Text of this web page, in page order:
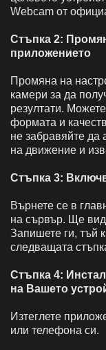
Webcam от
Стъпка 2:
приложението
Промяна на
камери за да
резултати.
формата и
не забравяйте да
на движение и
Стъпка 3:
Върнете се в
на сървър. Ще
Запишете ги, тъй
следващата
Стъпка 4:
на Вашето
Изтеглете
или телефона си.